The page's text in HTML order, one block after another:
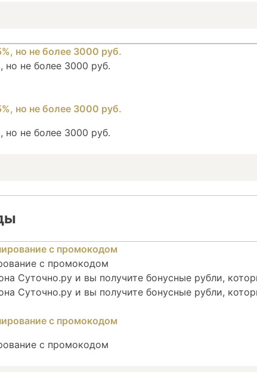
но не более 3000 руб.
но не более 3000 руб.
с промокодом
Суточно.ру и вы получите бонусные рубли,
Суточно.ру и вы получите бонусные рубли,
с промокодом